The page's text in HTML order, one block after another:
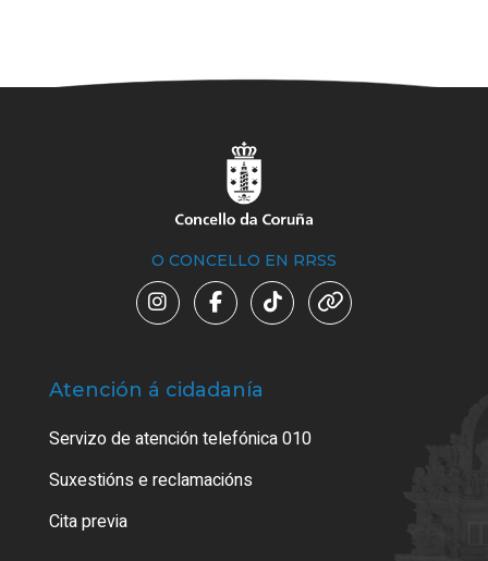
O CONCELLO EN RRSS
Atención á cidadanía
Servizo de atención telefónica 010
Suxestións e reclamacións
Cita previa